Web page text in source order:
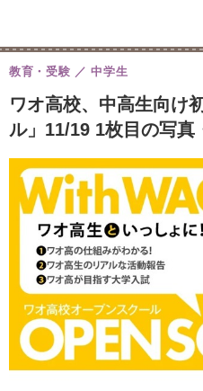
ワオ高校、中高生向け
ル」11/19 1枚目の写真
教育・受験 中学生